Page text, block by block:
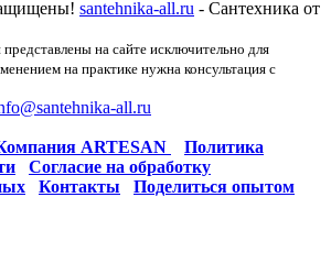
santehnika-all.ru - Сантехника от
на сайте исключительно для
на практике нужна консультация с
all.ru
ARTESAN
Политика
Согласие на обработку
Контакты Поделиться опытом